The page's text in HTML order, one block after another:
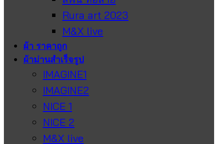
Rura art 2023
M&X live
ผ้า ราคาถูก
ผ้าม่านสำเร็จรูป
IMAGINE1
IMAGINE2
NICE 1
NICE 2
M&X live